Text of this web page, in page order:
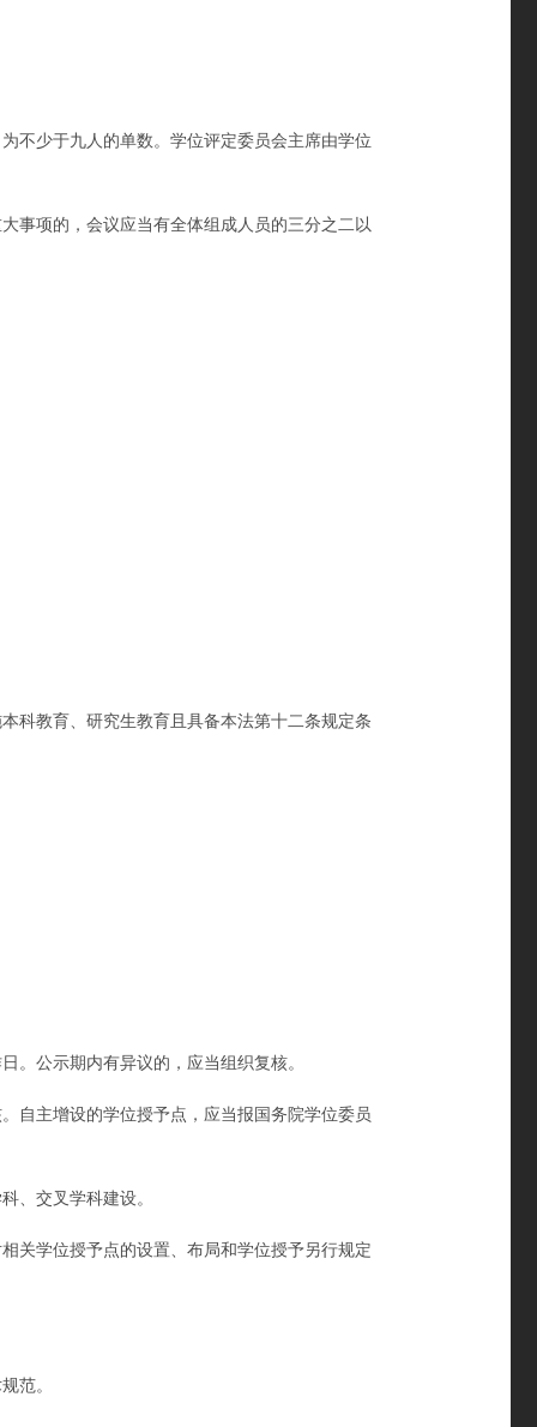
少于九人的单数。学位评定委员会主席由学位
项的，会议应当有全体组成人员的三分之二以
教育、研究生教育且具备本法第十二条规定条
公示期内有异议的，应当组织复核。
主增设的学位授予点，应当报国务院学位委员
交叉学科建设。
学位授予点的设置、布局和学位授予另行规定
范。